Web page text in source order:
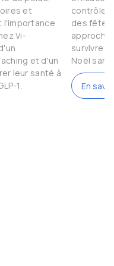
et
l'importance
Vi-
et d'un
leur santé à
1.
contrôler
des fêtes
approche
survivre
Noël
En